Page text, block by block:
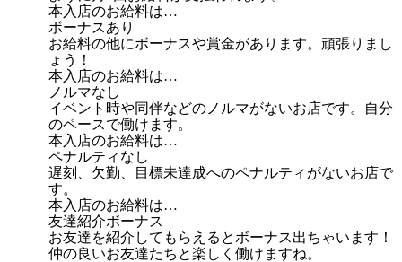
本入店のお給料は…
ボーナスあり
お給料の他にボーナスや賞金があります。頑張りまし
ょう！
本入店のお給料は…
ノルマなし
イベント時や同伴などのノルマがないお店です。自分
のペースで働けます。
本入店のお給料は…
ペナルティなし
遅刻、欠勤、目標未達成へのペナルティがないお店で
す。
本入店のお給料は…
友達紹介ボーナス
お友達を紹介してもらえるとボーナス出ちゃいます！
仲の良いお友達たちと楽しく働けますね。